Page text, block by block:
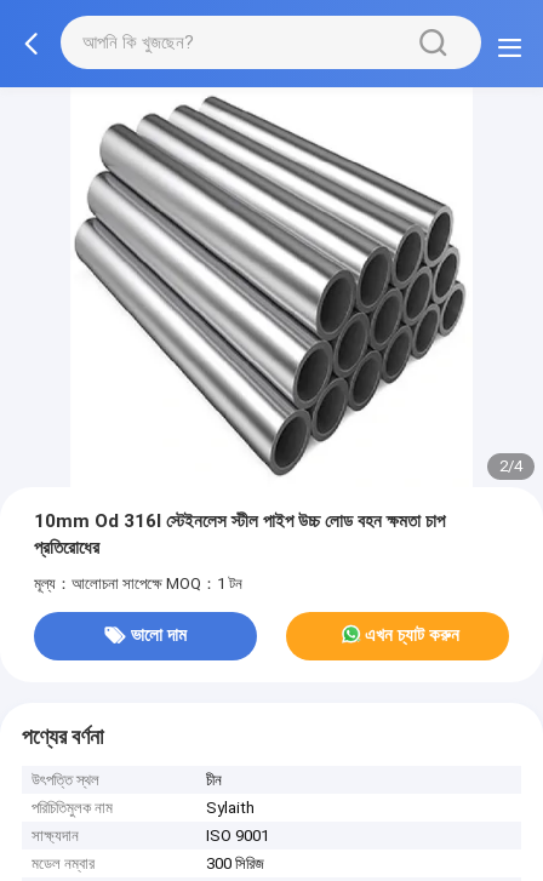
2/4
10mm Od 316l স্টেইনলেস স্টীল পাইপ উচ্চ লোড বহন ক্ষমতা চাপ
প্রতিরোধের
মূল্য：আলোচনা সাপেক্ষে MOQ：1 টন
ভালো দাম এখন চ্যাট করুন
পণ্যের বর্ণনা
উৎপত্তি স্থল
চীন
পরিচিতিমুলক নাম
Sylaith
সাক্ষ্যদান
ISO 9001
মডেল নম্বার
300 সিরিজ